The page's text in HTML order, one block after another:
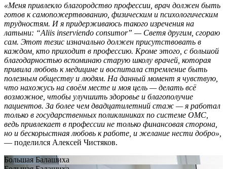
«Меня привлекло благородство профессии, врач должен быть
готов к самопожертвованию, физическим и психологическим
трудностям. И я придерживаюсь такого изречения на
латыни: “Aliis inserviendo consumor” — Светя другим, сгораю
сам. Этот тезис изначально должен присутствовать в
каждом, кто приходит в профессию. Кроме этого, с большой
благодарностью вспоминаю старую школу врачей, которая
привила любовь к медицине и воспитала стремление быть
полезным обществу и людям. На данный момент я чувствую,
что нахожусь на своём месте и моя цель — делать всё
возможное, чтобы улучшить здоровье и благополучие
пациентов. За более чем двадцатилетний стаж — я работал
только в государственных поликлиниках по системе ОМС,
ведь привлекает в профессии не только финансовая сторона,
но и бескорыстная любовь к работе, и желание нести добро»,
— поделился Алексей Чистяков.
Большая Балашиха